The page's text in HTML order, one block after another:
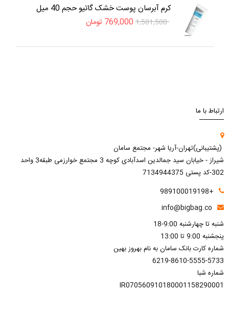
کرم آبرسان پوست خشک گاتیو حجم 40 میل
1,501,500
769,000 تومان
ارتباط با ما
(پشتیبانی)تهران-آریا شهر- مجتمع سامان
شیراز - خیابان سید جمالدین اسدآبادی کوچه 3 مجتمع خوارزمی طبقه3 واحد
302-کد پستی 7134944375
+989100019198
info@bigbag.co
شنبه تا چهارشنبه 9:00-18
پنجشنبه 9:00 تا 13:00
شماره کارت بانک سامان به نام بهروز بهین
6219-8610-5555-5733
شماره شبا
IR070560910180001158290001